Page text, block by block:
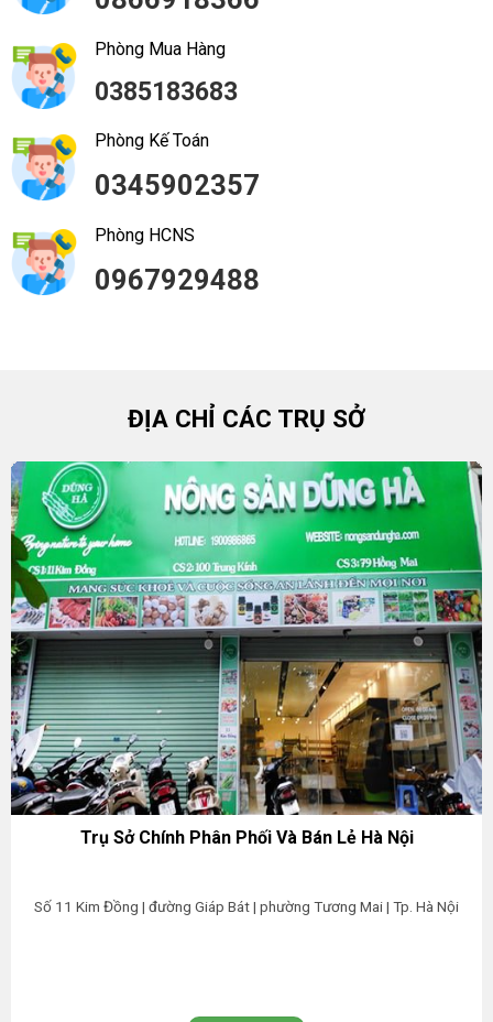
Phòng Mua Hàng
0385183683
Phòng Kế Toán
0345902357
Phòng HCNS
0967929488
ĐỊA CHỈ CÁC TRỤ SỞ
Trụ Sở Chính Phân Phối Và Bán Lẻ Hà Nội
Số 11 Kim Đồng | đường Giáp Bát | phường Tương Mai | Tp. Hà Nội